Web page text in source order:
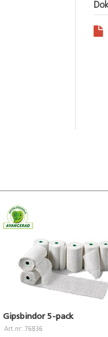
Gipsbindor 5-pack
Art.nr: 76836